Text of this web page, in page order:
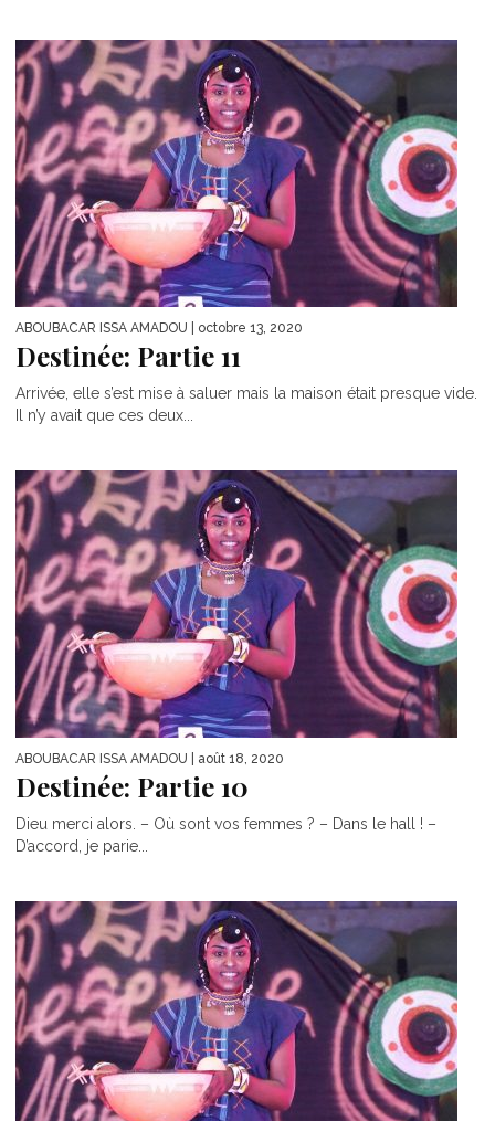
ABOUBACAR ISSA AMADOU | octobre 13, 2020
Destinée: Partie 11
Arrivée, elle s’est mise à saluer mais la maison était presque vide.
Il n’y avait que ces deux...
ABOUBACAR ISSA AMADOU | août 18, 2020
Destinée: Partie 10
Dieu merci alors. – Où sont vos femmes ? – Dans le hall ! –
D’accord, je parie...